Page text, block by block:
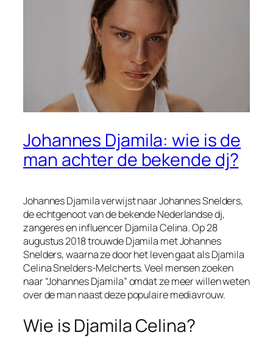
Johannes Djamila: wie is de
man achter de bekende dj?
Johannes Djamila verwijst naar Johannes Snelders,
de echtgenoot van de bekende Nederlandse dj,
zangeres en influencer Djamila Celina. Op 28
augustus 2018 trouwde Djamila met Johannes
Snelders, waarna ze door het leven gaat als Djamila
Celina Snelders-Melcherts. Veel mensen zoeken
naar “Johannes Djamila” omdat ze meer willen weten
over de man naast deze populaire mediavrouw.
Wie is Djamila Celina?